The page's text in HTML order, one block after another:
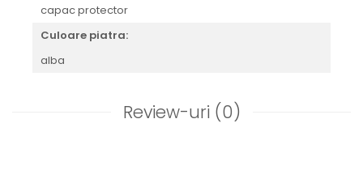
capac protector
Culoare piatra:
alba
Review-uri (0)